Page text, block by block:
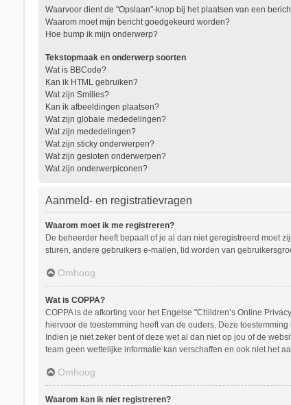
Waarvoor dient de "Opslaan"-knop bij het plaatsen van een
Waarom moet mijn bericht goedgekeurd worden?
Hoe bump ik mijn onderwerp?
Tekstopmaak en onderwerp soorten
Wat is BBCode?
Kan ik HTML gebruiken?
Wat zijn Smilies?
Kan ik afbeeldingen plaatsen?
Wat zijn globale mededelingen?
Wat zijn mededelingen?
Wat zijn sticky onderwerpen?
Wat zijn gesloten onderwerpen?
Wat zijn onderwerpiconen?
Aanmeld- en registratievragen
Waarom moet ik me registreren?
De beheerder heeft bepaalt of je al dan niet geregistreerd moet
sturen, andere gebruikers e-mailen, lid worden van
Omhoog
Wat is COPPA?
COPPA is de afkorting voor het Engelse "Children’s Online
hiervoor de toestemming heeft van de ouders. Deze
Indien je niet zeker bent of deze wet al dan niet op jou of de
team geen wettelijke informatie kan verschaffen en ook niet het
Omhoog
Waarom kan ik niet registreren?